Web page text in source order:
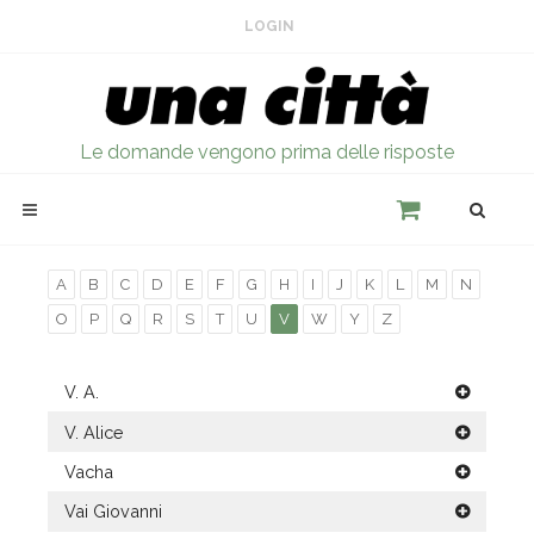
LOGIN
Le domande vengono prima delle risposte
A B C D E F G H I J K L M
N
O
P Q R S T U V W Y Z
V. A.
V. Alice
Vacha
Vai Giovanni